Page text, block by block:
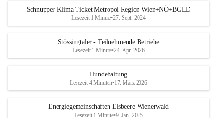
Schnupper Klima Ticket Metropol Region Wien+NÖ+BGLD
Lesezeit 1 Minute•27. Sept. 2024
Stössingtaler - Teilnehmende Betriebe
Lesezeit 1 Minute•24. Apr. 2026
Hundehaltung
Lesezeit 4 Minuten•17. März 2026
Energiegemeinschaften Elsbeere Wienerwald
Lesezeit 1 Minute•9. Jan. 2025